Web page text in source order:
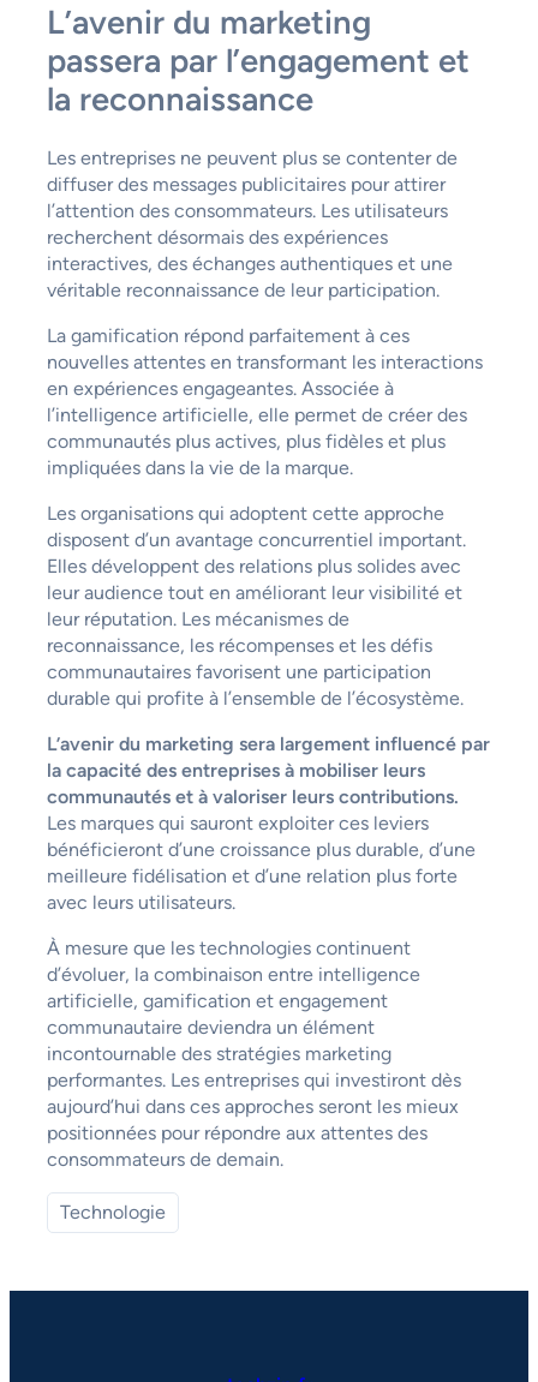
L’avenir du marketing
passera par l’engagement et
la reconnaissance
Les entreprises ne peuvent plus se contenter de
diffuser des messages publicitaires pour attirer
l’attention des consommateurs. Les utilisateurs
recherchent désormais des expériences
interactives, des échanges authentiques et une
véritable reconnaissance de leur participation.
La gamification répond parfaitement à ces
nouvelles attentes en transformant les interactions
en expériences engageantes. Associée à
l’intelligence artificielle, elle permet de créer des
communautés plus actives, plus fidèles et plus
impliquées dans la vie de la marque.
Les organisations qui adoptent cette approche
disposent d’un avantage concurrentiel important.
Elles développent des relations plus solides avec
leur audience tout en améliorant leur visibilité et
leur réputation. Les mécanismes de
reconnaissance, les récompenses et les défis
communautaires favorisent une participation
durable qui profite à l’ensemble de l’écosystème.
L’avenir du marketing sera largement influencé par
la capacité des entreprises à mobiliser leurs
communautés et à valoriser leurs contributions.
Les marques qui sauront exploiter ces leviers
bénéficieront d’une croissance plus durable, d’une
meilleure fidélisation et d’une relation plus forte
avec leurs utilisateurs.
À mesure que les technologies continuent
d’évoluer, la combinaison entre intelligence
artificielle, gamification et engagement
communautaire deviendra un élément
incontournable des stratégies marketing
performantes. Les entreprises qui investiront dès
aujourd’hui dans ces approches seront les mieux
positionnées pour répondre aux attentes des
consommateurs de demain.
Technologie